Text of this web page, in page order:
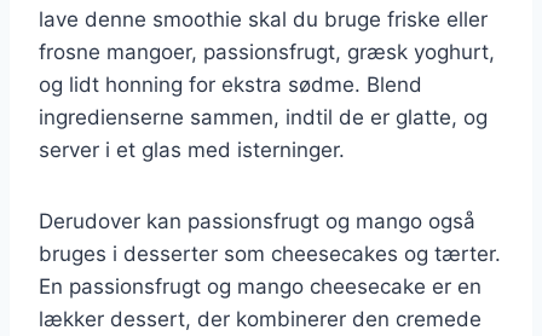
lave denne smoothie skal du bruge friske eller
frosne mangoer, passionsfrugt, græsk yoghurt,
og lidt honning for ekstra sødme. Blend
ingredienserne sammen, indtil de er glatte, og
server i et glas med isterninger.
Derudover kan passionsfrugt og mango også
bruges i desserter som cheesecakes og tærter.
En passionsfrugt og mango cheesecake er en
lækker dessert, der kombinerer den cremede